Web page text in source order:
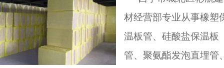
材经营部专业从事橡塑
温板管、硅酸盐保温板
管、聚氨酯发泡直埋管、